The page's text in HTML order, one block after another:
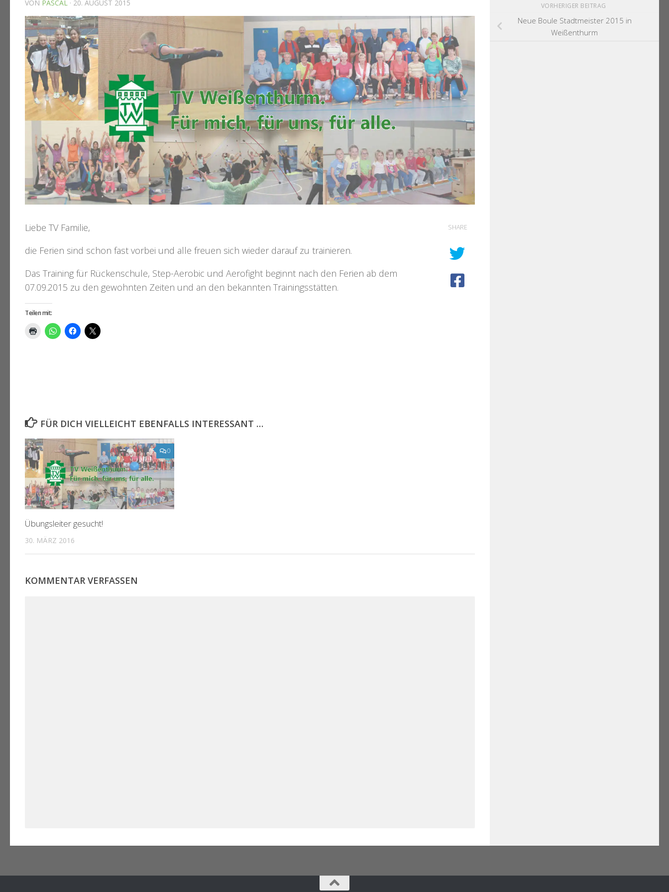
VON PASCAL · 20. AUGUST 2015
Liebe TV Familie,
die Ferien sind schon fast vorbei und alle freuen sich wieder darauf zu trainieren.
Das Training für Rückenschule, Step-Aerobic und Aerofight beginnt nach den Ferien ab dem
07.09.2015 zu den gewohnten Zeiten und an den bekannten Trainingsstätten.
Teilen mit:
SHARE
FÜR DICH VIELLEICHT EBENFALLS INTERESSANT …
0
Übungsleiter gesucht!
30. MÄRZ 2016
KOMMENTAR VERFASSEN
VORHERIGER BEITRAG
Neue Boule Stadtmeister 2015 in
Weißenthurm